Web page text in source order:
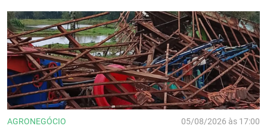
AGRONEGÓCIO 05/08/2026 às 17:00